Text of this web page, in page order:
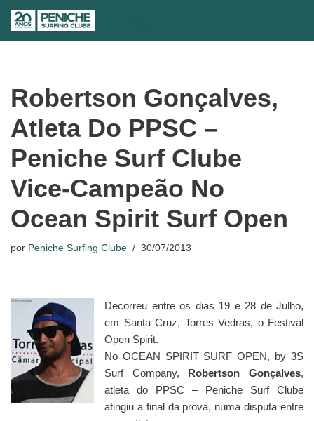
conteúdo
Robertson Gonçalves,
Atleta Do PPSC –
Peniche Surf Clube
Vice-Campeão No
Ocean Spirit Surf Open
por Peniche Surfing Clube 30/07/2013
Decorreu entre os dias 19 e 28 de Julho,
em Santa Cruz, Torres Vedras, o Festival
Open Spirit.
No OCEAN SPIRIT SURF OPEN, by 3S
Surf Company, Robertson Gonçalves,
atleta do PPSC – Peniche Surf Clube
atingiu a final da prova, numa disputa entre